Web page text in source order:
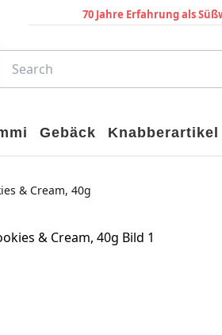
70 Jahre Erfahrung als
Gebäck Knabberartikel
& Cream, 40g